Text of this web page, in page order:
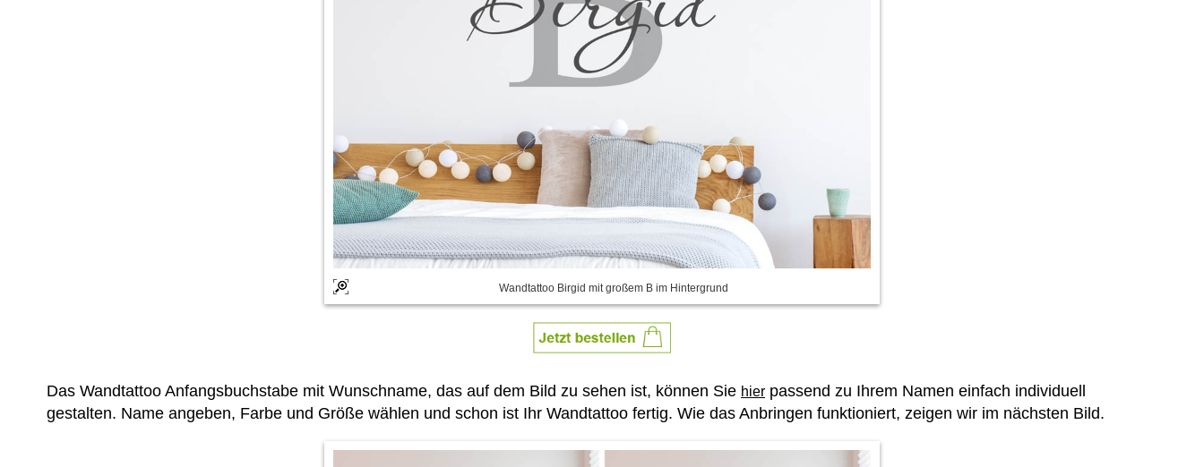
Wandtattoo Birgid mit großem B im Hintergrund
Das Wandtattoo Anfangsbuchstabe mit Wunschname, das auf dem Bild zu sehen ist, können Sie hier passend zu Ihrem Namen einfach individuell
gestalten. Name angeben, Farbe und Größe wählen und schon ist Ihr Wandtattoo fertig. Wie das Anbringen funktioniert, zeigen wir im nächsten Bild.